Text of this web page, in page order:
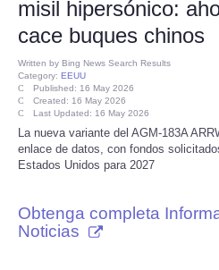
Product Safety News
Entertainment
Health
Pets
Politics
misil hipersónico:
cace buques chinos
Written by Bing News Search Results
Category: EEUU
Published: 16 May 2026
Created: 16 May 2026
Last Updated: 16 May 2026
La nueva variante del AGM-183A
enlace de datos, con fondos
Estados Unidos para 2027
Obtenga completa
Noticias